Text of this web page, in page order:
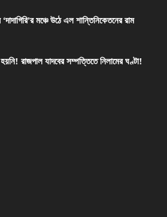
মঞ্চে উঠে এল শান্তিনিকেতনের রাম
রাজপাল যাদবের সম্পত্তিতে নিলামের ঘণ্টা!